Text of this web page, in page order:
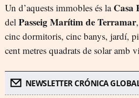
Un d’aquests immobles és la Casa
del Passeig Marítim de Terramar
cinc dormitoris, cinc banys, jardí,
cent metres quadrats de solar amb
NEWSLETTER CRÓNICA